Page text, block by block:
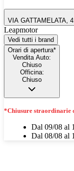
VIA GATTAMELATA,
Leapmotor
Vedi tutti i brand
Orari di apertura*
Vendita Auto:
Chiuso
Officina:
Chiuso
*Chiusure straordinarie
Dal 09/08 al
Dal 08/08 al